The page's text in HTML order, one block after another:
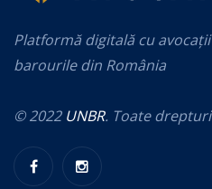
Platformă digitală cu
barourile din România
© 2022 UNBR. Toate